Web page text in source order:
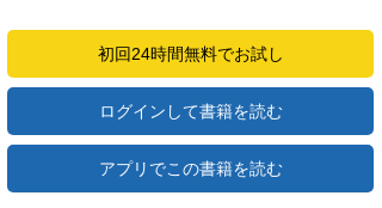
初回24時間無料でお試し
ログインして書籍を読む
アプリでこの書籍を読む